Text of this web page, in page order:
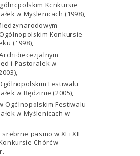
Konkursie
w Myślenicach (1998),
Konkursie
(1998),
i Pastorałek w
Festiwalu
w Będzinie (2005),
Ogólnopolskim Festiwalu
w Myślenicach w
pasmo w XI i XII
Chórów